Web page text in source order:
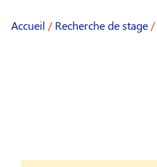
Accueil / Recherche de stage /